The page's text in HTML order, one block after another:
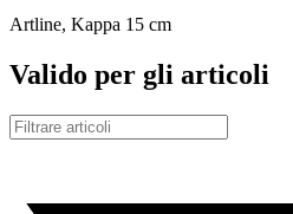
Artline, Kappa 15 cm
Valido per gli articoli